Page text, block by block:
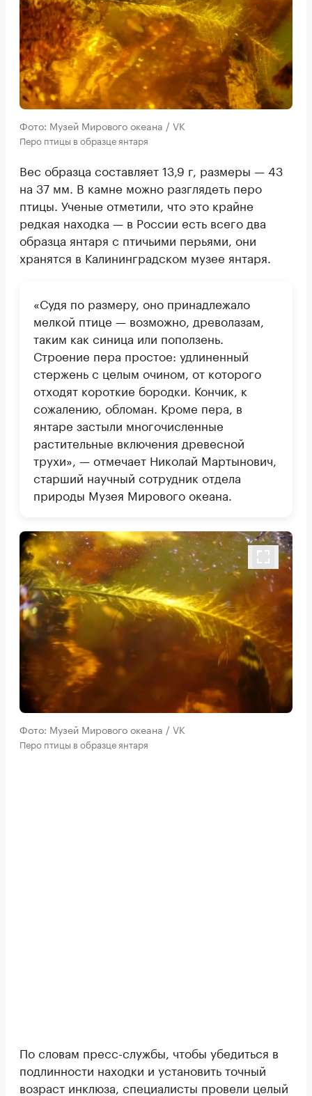
Фото: Музей Мирового океана / VK
Перо птицы в образце янтаря
Вес образца составляет 13,9 г, размеры — 43
на 37 мм. В камне можно разглядеть перо
птицы. Ученые отметили, что это крайне
редкая находка — в России есть всего два
образца янтаря с птичьими перьями, они
хранятся в Калининградском музее янтаря.
«Судя по размеру, оно принадлежало
мелкой птице — возможно, древолазам,
таким как синица или поползень.
Строение пера простое: удлиненный
стержень с целым очином, от которого
отходят короткие бородки. Кончик, к
сожалению, обломан. Кроме пера, в
янтаре застыли многочисленные
растительные включения древесной
трухи», — отмечает Николай Мартынович,
старший научный сотрудник отдела
природы Музея Мирового океана.
Фото: Музей Мирового океана / VK
Перо птицы в образце янтаря
По словам пресс-службы, чтобы убедиться в
подлинности находки и установить точный
возраст инклюза, специалисты провели целый